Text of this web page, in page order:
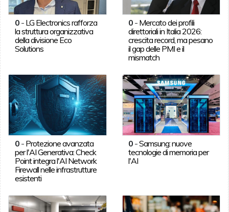
0- LG Electronics rafforza
la struttura organizzativa
della divisione Eco
Solutions
0 - Mercato dei profili
direttoriali in Italia 2026:
crescita record, ma pesano
il gap delle PMI e il
mismatch
0- Protezione avanzata
per l'AI Generativa: Check
Point integra l'AI Network
Firewall nelle infrastrutture
esistenti
0 -Samsung: nuove
tecnologie di memoria per
l'AI